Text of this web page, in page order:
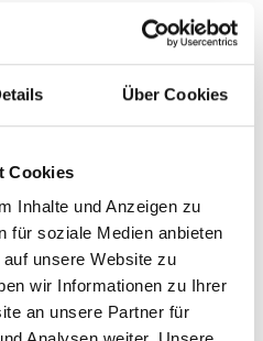
Über Cookies
Cookies
Inhalte und Anzeigen zu
für soziale Medien anbieten
unsere Website zu
wir Informationen zu Ihrer
an unsere Partner für
1844891
9h bis 17h Uhr.